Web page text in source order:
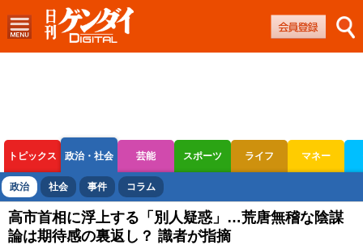
トピックス 政治・社会 芸能 スポーツ ライフ マネー
ボートレース 競輪 オートレース
政治 社会 事件 コラム
高市首相に浮上する「別人疑惑」…荒唐無稽な陰謀
論は期待感の裏返し？ 識者が指摘